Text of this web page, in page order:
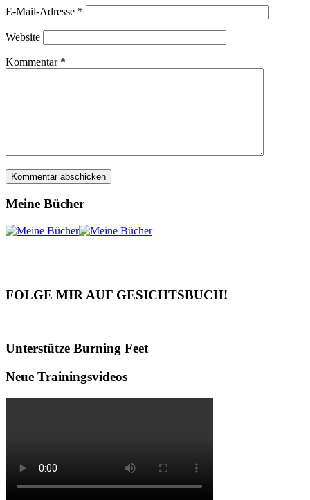
E-Mail-Adresse *
Website
Kommentar *
Meine Bücher
FOLGE MIR AUF GESICHTSBUCH!
Unterstütze Burning Feet
Neue Trainingsvideos